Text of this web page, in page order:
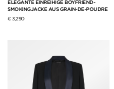
ELEGANTE EINREIHIGE BOYFRIEND-
SMOKINGJACKE AUS GRAIN-DE-POUDRE
€ 3,290